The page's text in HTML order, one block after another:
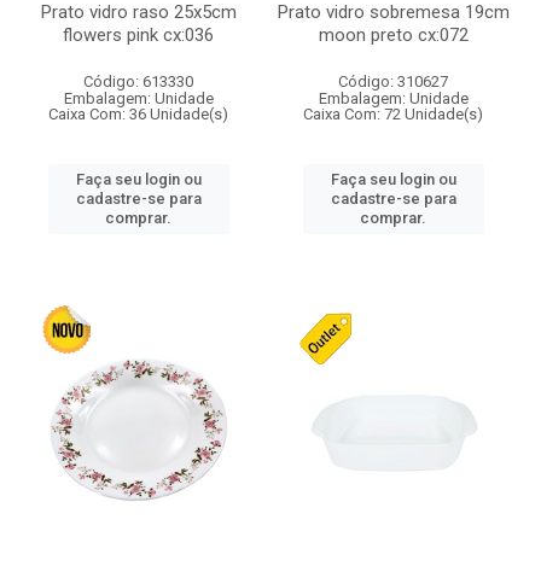
Prato vidro raso 25x5cm
flowers pink cx:036
Código: 613330
Embalagem: Unidade
Caixa Com: 36 Unidade(s)
Faça seu login ou
cadastre-se para
comprar.
Prato vidro sobremesa 19cm
moon preto cx:072
Código: 310627
Embalagem: Unidade
Caixa Com: 72 Unidade(s)
Faça seu login ou
cadastre-se para
comprar.